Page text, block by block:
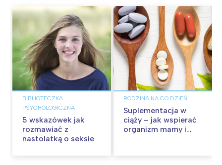
BIBLIOTECZKA
PSYCHOLOGICZNA
5 wskazówek jak
rozmawiać z
nastolatką o seksie
RODZINA NA CO DZIEŃ
Suplementacja w
ciąży – jak wspierać
organizm mamy i